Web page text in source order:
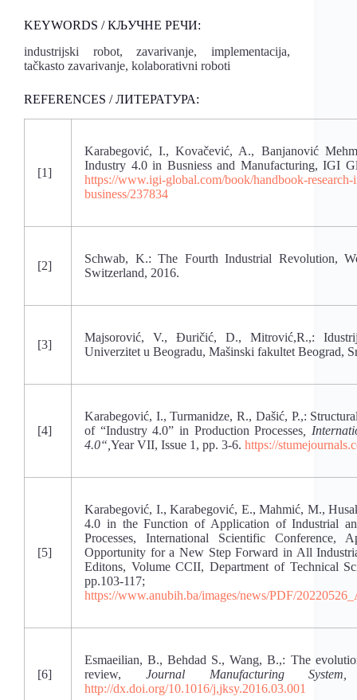
KEYWORDS / КЉУЧНЕ РЕЧИ:
industrijski robot, zavarivanje, implementacija,
tačkasto zavarivanje, kolaborativni roboti
REFERENCES / ЛИТЕРАТУРА:
[1]
Karabegović, I., Kovačević, A., Banjanović
Industry 4.0 in Busniess and Manufacturing, IGI
https://www.igi-global.com/book/handbook-
business/237834
[2]
Schwab, K.: The Fourth Industrial Revolution,
Switzerland, 2016.
[3]
Majsorović, V., Đuričić, D., Mitrović,R.,:
Univerzitet u Beogradu, Mašinski fakultet Beograd,
[4]
Karabegović, I., Turmanidze, R., Dašić, P.,:
of “Industry 4.0” in Production Processes
4.0“, Year VII, Issue 1, pp. 3-6. https://
[5]
Karabegović, I., Karabegović, E., Mahmić, M.,
4.0 in the Function of Application of Industrial
Processes, International Scientific
Opportunity for a New Step Forward in All
Editons, Volume CCII, Department of Technical
pp.103-117;
https://www.anubih.ba/images/news/PDF/
[6]
Esmaeilian, B., Behdad S., Wang, B.,: The
review, Journal Manufacturing System,
http://dx.doi.org/10.1016/j,jksy.2016.03.001